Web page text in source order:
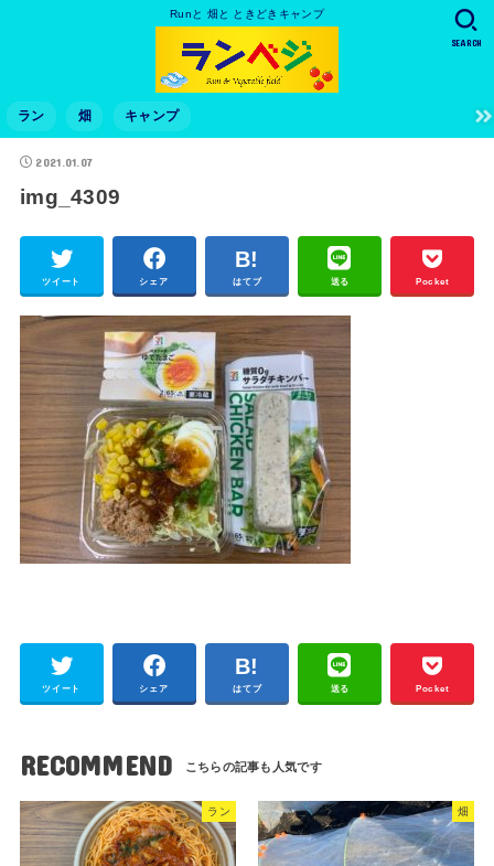
Runと 畑と ときどきキャンプ
ラン 畑 キャンプ
SEARCH
2021.01.07
img_4309
ツイート シェア はてブ 送る Pocket
ツイート シェア はてブ 送る Pocket
RECOMMEND
ラン 畑